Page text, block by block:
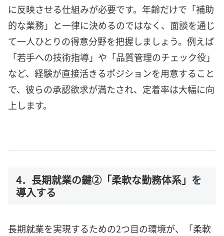
に反映させる仕組みが必要です。年齢だけで「補助
的な業務」と一律に決めるのではなく、面談を通じ
て一人ひとりの得意分野を把握しましょう。例えば
「若手への技術指導」や「品質管理のチェック役」
など、経験が直接活きるポジションを用意すること
で、彼らの承認欲求が満たされ、定着率は大幅に向
上します。
4．長期就業の鍵②「柔軟な勤務体系」を
導入する
長期就業を実現するための2つ目の環境が、「柔軟